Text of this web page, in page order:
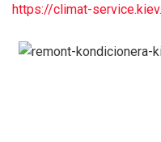
https://climat-